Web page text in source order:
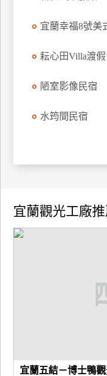
品
傳
宜蘭幸福8號美
耘心田Villa渡
陋室影像民宿
水筠間民宿
宜蘭觀光工廠
宜蘭五結－博士鴨